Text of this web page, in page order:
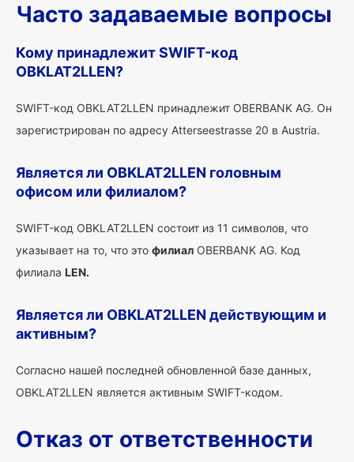
Часто задаваемые вопросы
Кому принадлежит SWIFT-код
OBKLAT2LLEN?
SWIFT-код OBKLAT2LLEN принадлежит OBERBANK AG. Он
зарегистрирован по адресу Atterseestrasse 20 в Austria.
Является ли OBKLAT2LLEN головным
офисом или филиалом?
SWIFT-код OBKLAT2LLEN состоит из 11 символов, что
указывает на то, что это филиал OBERBANK AG. Код
филиала LEN.
Является ли OBKLAT2LLEN действующим и
активным?
Согласно нашей последней обновленной базе данных,
OBKLAT2LLEN является активным SWIFT-кодом.
Отказ от ответственности